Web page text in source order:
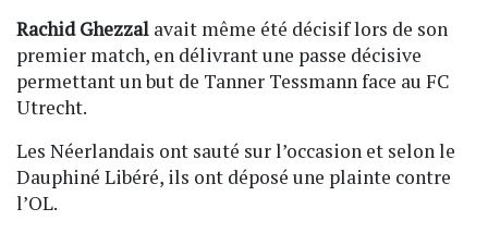
Rachid Ghezzal avait même été décisif lors de son
premier match, en délivrant une passe décisive
permettant un but de Tanner Tessmann face au FC
Utrecht.
Les Néerlandais ont sauté sur l’occasion et selon le
Dauphiné Libéré, ils ont déposé une plainte contre
l’OL.